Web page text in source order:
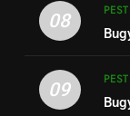
08
09